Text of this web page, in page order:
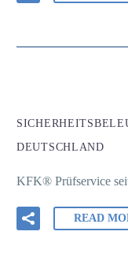
DEUTSCHLAND
KFK® Prüfservice
READ